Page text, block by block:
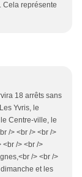
Cela représente
18 arrêts sans
Yvris, le
Centre-ville, le
/> <br /> <br />
/> <br />
/> <br />
et les